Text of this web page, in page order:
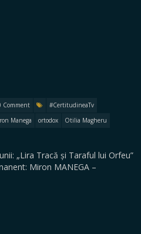
Comment
#CertitudineaTv
Manega ortodox
Otilia Magheru
„Lira Tracă și Taraful lui Orfeu”
Miron MANEGA –